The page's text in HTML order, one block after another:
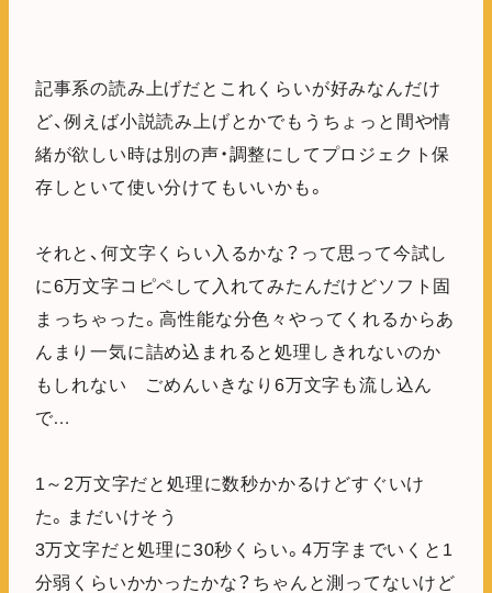
記事系の読み上げだとこれくらいが好みなんだけ
ど、例えば小説読み上げとかでもうちょっと間や情
緒が欲しい時は別の声・調整にしてプロジェクト保
存しといて使い分けてもいいかも。
それと、何文字くらい入るかな？って思って今試し
に6万文字コピペして入れてみたんだけどソフト固
まっちゃった。高性能な分色々やってくれるからあ
んまり一気に詰め込まれると処理しきれないのか
もしれない ごめんいきなり6万文字も流し込ん
で…
1～2万文字だと処理に数秒かかるけどすぐいけ
た。まだいけそう
3万文字だと処理に30秒くらい。4万字までいくと1
分弱くらいかかったかな？ちゃんと測ってないけど